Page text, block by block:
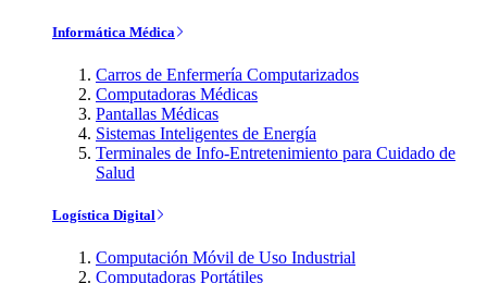
Informática Médica
Carros de Enfermería Computarizados
Computadoras Médicas
Pantallas Médicas
Sistemas Inteligentes de Energía
Terminales de Info-Entretenimiento para Cuidado de
Salud
Logística Digital
Computación Móvil de Uso Industrial
Computadoras Portátiles